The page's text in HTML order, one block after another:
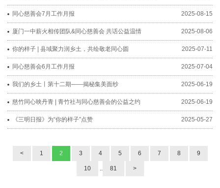
同心慈善会7月工作月报 2025-08-15
厦门一中薪火相传团队&同心慈善会 共话公益温情 2025-08-06
你的样子 | 县域聚力润乡土，共绘敬老同心圆 2025-07-11
同心慈善会6月工作月报 2025-07-04
我们的乡土丨第十二期——揭秘集美面纱 2025-06-19
慈竹同心映丹青 | 青竹社与同心慈善会的公益之约 2025-06-19
《三明日报》为“你的样子”点赞 2025-05-27
< 1 2 3 4 5 6 7 8 9
10 .. 81 >